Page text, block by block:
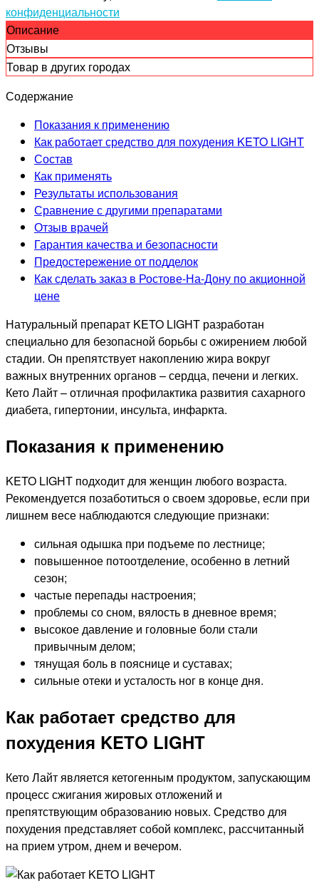
конфиденциальности
Описание
Отзывы
Товар в других городах
Содержание
Показания к применению
Как работает средство для похудения KETO LIGHT
Состав
Как применять
Результаты использования
Сравнение с другими препаратами
Отзыв врачей
Гарантия качества и безопасности
Предостережение от подделок
Как сделать заказ в Ростове-На-Дону по акционной
цене
Натуральный препарат KETO LIGHT разработан
специально для безопасной борьбы с ожирением любой
стадии. Он препятствует накоплению жира вокруг
важных внутренних органов – сердца, печени и легких.
Кето Лайт – отличная профилактика развития сахарного
диабета, гипертонии, инсульта, инфаркта.
Показания к применению
KETO LIGHT подходит для женщин любого возраста.
Рекомендуется позаботиться о своем здоровье, если при
лишнем весе наблюдаются следующие признаки:
сильная одышка при подъеме по лестнице;
повышенное потоотделение, особенно в летний
сезон;
частые перепады настроения;
проблемы со сном, вялость в дневное время;
высокое давление и головные боли стали
привычным делом;
тянущая боль в пояснице и суставах;
сильные отеки и усталость ног в конце дня.
Как работает средство для
похудения KETO LIGHT
Кето Лайт является кетогенным продуктом, запускающим
процесс сжигания жировых отложений и
препятствующим образованию новых. Средство для
похудения представляет собой комплекс, рассчитанный
на прием утром, днем и вечером.